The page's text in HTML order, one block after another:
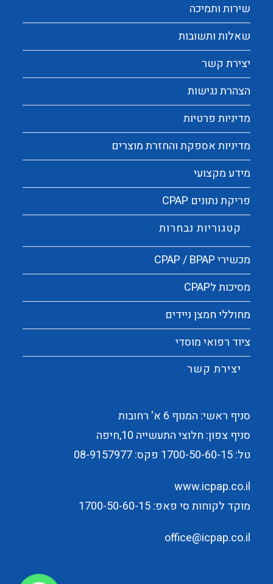
שירות ותמיכה
שאלות ותשובות
יצירת קשר
הצהרת נגישות
מדיניות פרטיות
מדיניות אספקת והחזרת מוצרים
מידע מקצועי
פריקת נתונים CPAP
קטגוריות נבחרות
מכשירי CPAP / BPAP
מסיכות לCPAP
מחוללי חמצן ניידים
ציוד רפואי מוסדי
יצירת קשר
סניף ראשי: המנוף 6 א' רחובות
סניף צפון: חלוצי התעשייה 10,חיפה
טל:1700-50-60-15 פקס: 08-9157977
www.icpap.co.il
מוקד לקוחות סי פאפ: 1700-50-60-15
office@icpap.co.il